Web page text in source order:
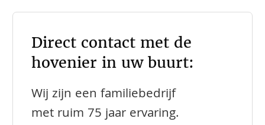
Direct contact met de
hovenier in uw buurt:
Wij zijn een familiebedrijf
met ruim 75 jaar ervaring.